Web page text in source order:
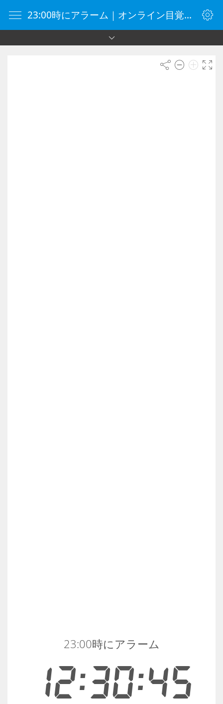
23:00時にアラーム｜オンライン目覚まし時計｜目覚まし時計
12:30:45
23:00時にアラーム